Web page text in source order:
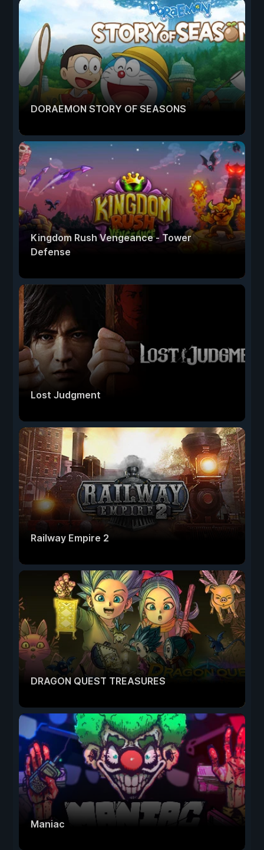
DORAEMON STORY OF SEASONS
Kingdom Rush Vengeance - Tower
Defense
Lost Judgment
Railway Empire 2
DRAGON QUEST TREASURES
Maniac